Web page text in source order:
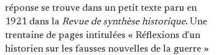
réponse se trouve dans un petit texte paru en
1921 dans la Revue de synthèse historique. Une
trentaine de pages intitulées « Réflexions d'un
historien sur les fausses nouvelles de la guerre »